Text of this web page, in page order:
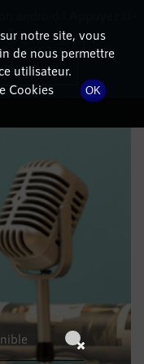
notre site, vous
de nous permettre
utilisateur.
Cookies
OK
l'application